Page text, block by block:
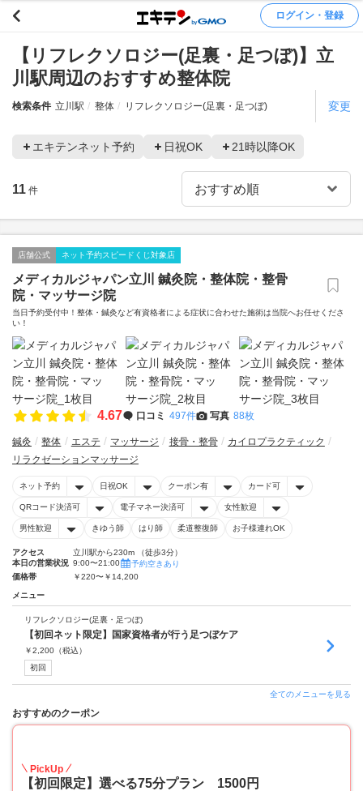
ログイン・登録
【リフレクソロジー(足裏・足つぼ)】立
川駅周辺のおすすめ整体院
検索条件 立川駅 整体 リフレクソロジー(足裏・足つぼ) 変更
エキテンネット予約 日祝OK 21時以降OK
11 件
店舗公式 ネット予約スピードくじ対象店
メディカルジャパン立川 鍼灸院・整体院・整骨
院・マッサージ院
当日予約受付中！整体・鍼灸など有資格者による症状に合わせた施術は当院へお任せくださ
い！
4.67 口コミ 497件 写真 88枚
鍼灸 整体 エステ マッサージ 接骨・整骨
カイロプラクティック
リラクゼーションマッサージ
ネット予約 日祝OK クーポン有 カード可
QRコード決済可 電子マネー決済可 女性歓迎
男性歓迎 きゆう師 はり師 柔道整復師 お子様連れOK
アクセス
立川駅から230m （徒歩3分）
本日の営業状況 9:00〜21:00
予約空きあり
価格帯
￥220〜￥14,200
メニュー
リフレクソロジー(足裏・足つぼ)
【初回ネット限定】国家資格者が行う足つぼケア
￥2,200 （税込）
初回
全てのメニューを見る
おすすめのクーポン
PickUp
【初回限定】選べる75分プラン 1500円